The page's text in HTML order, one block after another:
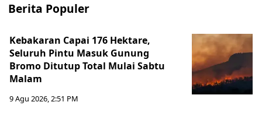
Berita Populer
Kebakaran Capai 176 Hektare,
Seluruh Pintu Masuk Gunung
Bromo Ditutup Total Mulai Sabtu
Malam
9 Agu 2026, 2:51 PM